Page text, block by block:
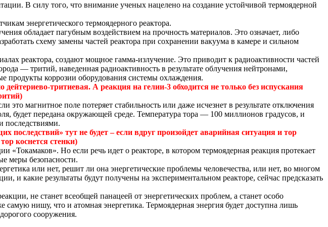
В силу того, что внимание ученых нацелено на создание устойчивой термоядерной
энергетического термоядерного реактора.
обладает пагубным воздействием на прочность материалов. Это означает, либо
схему замены частей реактора при сохранении вакуума в камере и сильном
реактора, создают мощное гамма-излучение. Это приводит к радиоактивности частей
— тритий, наведенная радиоактивность в результате облучения нейтронами,
продукты коррозии оборудования системы охлаждения.
дейтериево-тритиевая. А реакция на гелии-3 обходится не только без испускания
магнитное поле потеряет стабильность или даже исчезнет в результате отключения
будет передана окружающей среде. Температура тора — 100 миллионов градусов, и
последствиями.
последствий» тут не будет – если вдруг произойдет аварийная ситуация и тор
коснется стенки)
«Токамаков». Но если речь идет о реакторе, в котором термоядерная реакция протекает
меры безопасности.
или нет, решит ли она энергетические проблемы человечества, или нет, во многом
и какие результаты будут получены на экспериментальном реакторе, сейчас предсказать
не станет всеобщей панацеей от энергетических проблем, а станет особо
нишу, что и атомная энергетика. Термоядерная энергия будет доступна лишь
сооружения.